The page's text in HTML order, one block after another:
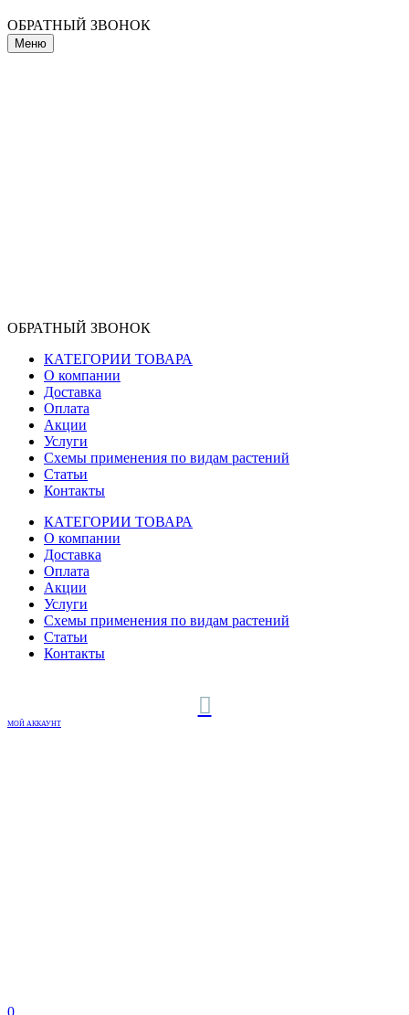
ОБРАТНЫЙ ЗВОНОК
Меню
ОБРАТНЫЙ ЗВОНОК
КАТЕГОРИИ ТОВАРА
О компании
Доставка
Оплата
Акции
Услуги
Схемы применения по видам растений
Статьи
Контакты
КАТЕГОРИИ ТОВАРА
О компании
Доставка
Оплата
Акции
Услуги
Схемы применения по видам растений
Статьи
Контакты
МОЙ АККАУНТ
0